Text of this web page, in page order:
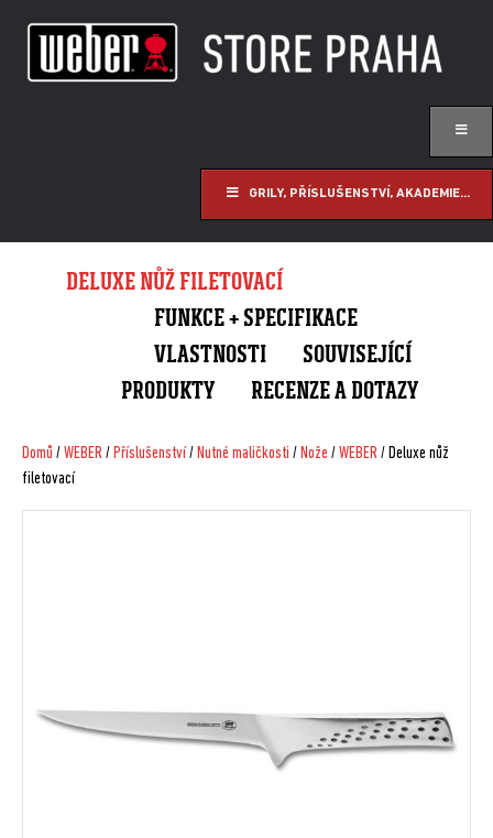
GRILY, PŘÍSLUŠENSTVÍ, AKADEMIE...
DELUXE NŮŽ FILETOVACÍ
FUNKCE + SPECIFIKACE
VLASTNOSTI
SOUVISEJÍCÍ
PRODUKTY
RECENZE A DOTAZY
Domů /WEBER/ Příslušenství/ Nutné maličkosti / Nože /WEBER/ Deluxe nůž
filetovací